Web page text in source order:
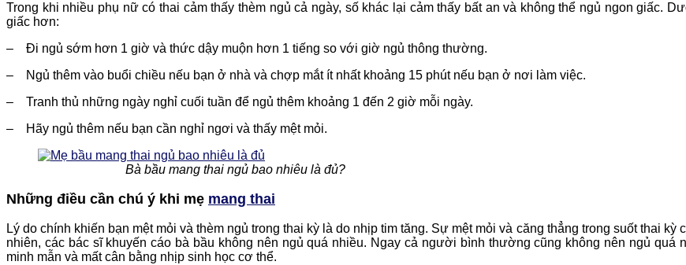
Trong khi nhiều phụ nữ có thai cảm thấy thèm ngủ cả ngày, số khác lại cảm thấy bất an và không thể ngủ ngon giấc.
giấc hơn:
– Đi ngủ sớm hơn 1 giờ và thức dậy muộn hơn 1 tiếng so với giờ ngủ thông thường.
– Ngủ thêm vào buổi chiều nếu bạn ở nhà và chợp mắt ít nhất khoảng 15 phút nếu bạn ở nơi làm việc.
– Tranh thủ những ngày nghỉ cuối tuần để ngủ thêm khoảng 1 đến 2 giờ mỗi ngày.
– Hãy ngủ thêm nếu bạn cần nghỉ ngơi và thấy mệt mỏi.
Bà bầu mang thai ngủ bao nhiêu là đủ?
Những điều cần chú ý khi mẹ mang thai
Lý do chính khiến bạn mệt mỏi và thèm ngủ trong thai kỳ là do nhịp tim tăng. Sự mệt mỏi và căng thẳng trong suốt thai
nhiên, các bác sĩ khuyến cáo bà bầu không nên ngủ quá nhiều. Ngay cả người bình thường cũng không nên ngủ
minh mẫn và mất cân bằng nhịp sinh học cơ thể.